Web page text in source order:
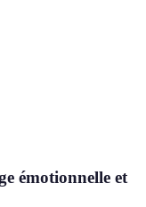
émotionnelle et